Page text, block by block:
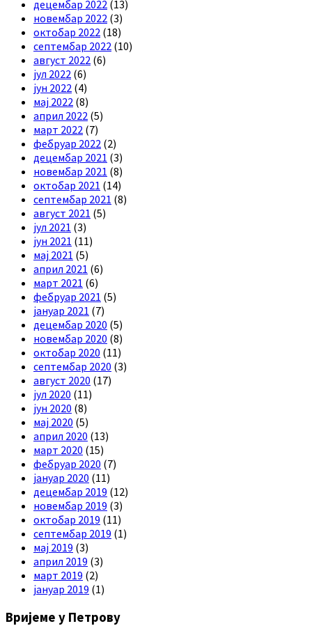
децембар 2022 (13)
новембар 2022 (3)
октобар 2022 (18)
септембар 2022 (10)
август 2022 (6)
јул 2022 (6)
јун 2022 (4)
мај 2022 (8)
април 2022 (5)
март 2022 (7)
фебруар 2022 (2)
децембар 2021 (3)
новембар 2021 (8)
октобар 2021 (14)
септембар 2021 (8)
август 2021 (5)
јул 2021 (3)
јун 2021 (11)
мај 2021 (5)
април 2021 (6)
март 2021 (6)
фебруар 2021 (5)
јануар 2021 (7)
децембар 2020 (5)
новембар 2020 (8)
октобар 2020 (11)
септембар 2020 (3)
август 2020 (17)
јул 2020 (11)
јун 2020 (8)
мај 2020 (5)
април 2020 (13)
март 2020 (15)
фебруар 2020 (7)
јануар 2020 (11)
децембар 2019 (12)
новембар 2019 (3)
октобар 2019 (11)
септембар 2019 (1)
мај 2019 (3)
април 2019 (3)
март 2019 (2)
јануар 2019 (1)
Вријеме у Петрову